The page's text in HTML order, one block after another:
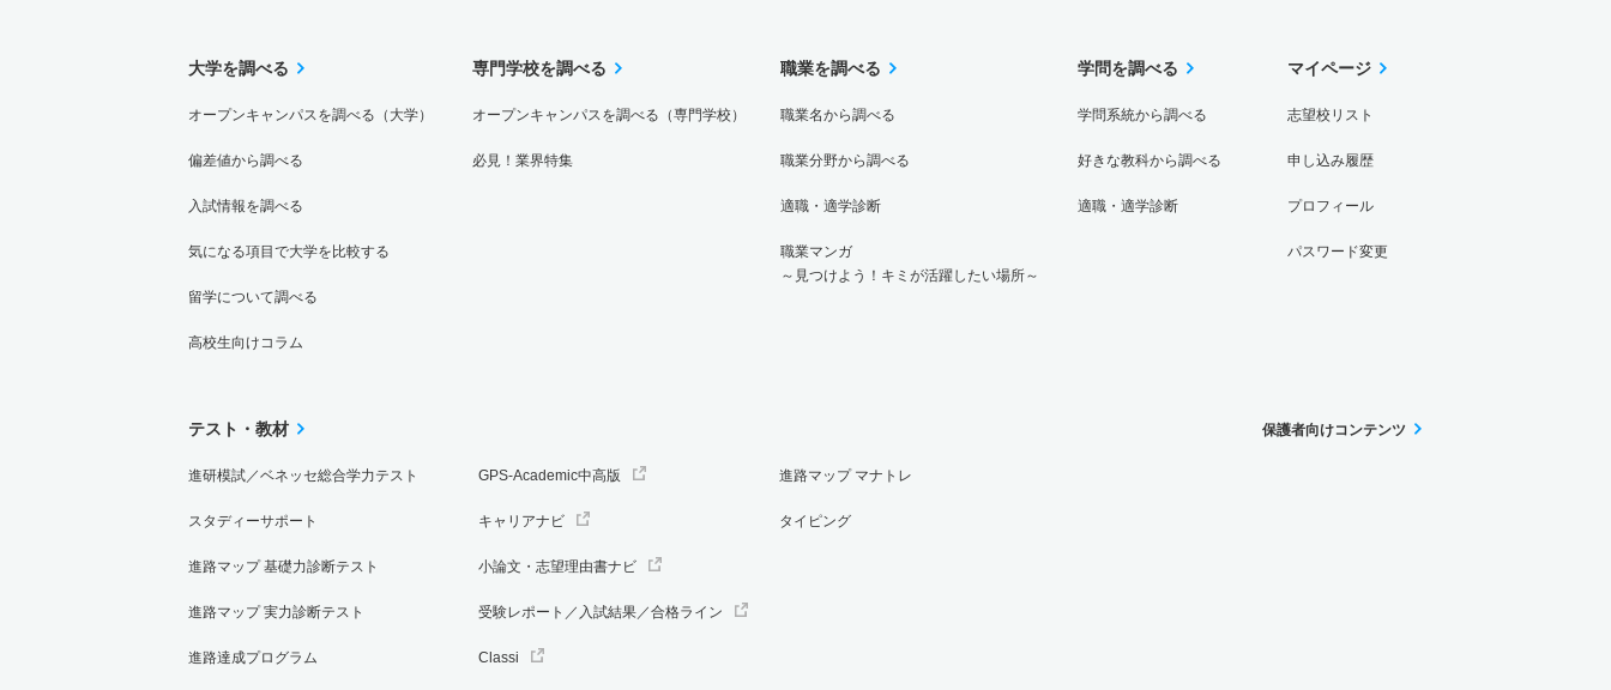
大学を調べる
オープンキャンパスを調べる（大学）
偏差値から調べる
入試情報を調べる
気になる項目で大学を比較する
留学について調べる
高校生向けコラム
専門学校を調べる
オープンキャンパスを調べる（専門学校）
必見！業界特集
職業を調べる
職業名から調べる
職業分野から調べる
適職・適学診断
職業マンガ
～見つけよう！キミが活躍したい場所～
学問を調べる
学問系統から調べる
好きな教科から調べる
適職・適学診断
マイページ
志望校リスト
申し込み履歴
プロフィール
パスワード変更
テスト・教材
進研模試／ベネッセ総合学力テスト
スタディーサポート
進路マップ 基礎力診断テスト
進路マップ 実力診断テスト
進路達成プログラム
GPS-Academic中高版
キャリアナビ
小論文・志望理由書ナビ
受験レポート／入試結果／合格ライン
Classi
進路マップ マナトレ
タイピング
保護者向けコンテンツ